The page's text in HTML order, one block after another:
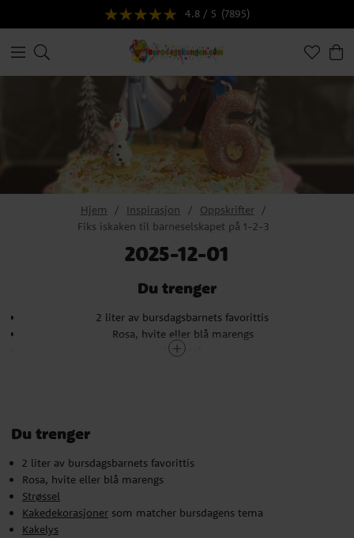
4.8 / 5 (7895)
Hjem Inspirasjon
Oppskrifter
Fiks iskaken til barneselskapet på 1-2-3
2025-12-01
Du trenger
2 liter av bursdagsbarnets favorittis
Rosa, hvite eller blå marengs
Strøssel
Ta ut ispakken og la den tine litt – på denne måten blir det
lettere å få isen ut av pakken i ett stykke.
Dekorer kaken med marengs, strøssel, kakepynt og kakelys
Du trenger
2 liter av bursdagsbarnets favorittis
Rosa, hvite eller blå marengs
Strøssel
Kakedekorasjoner som matcher bursdagens tema
Kakelys